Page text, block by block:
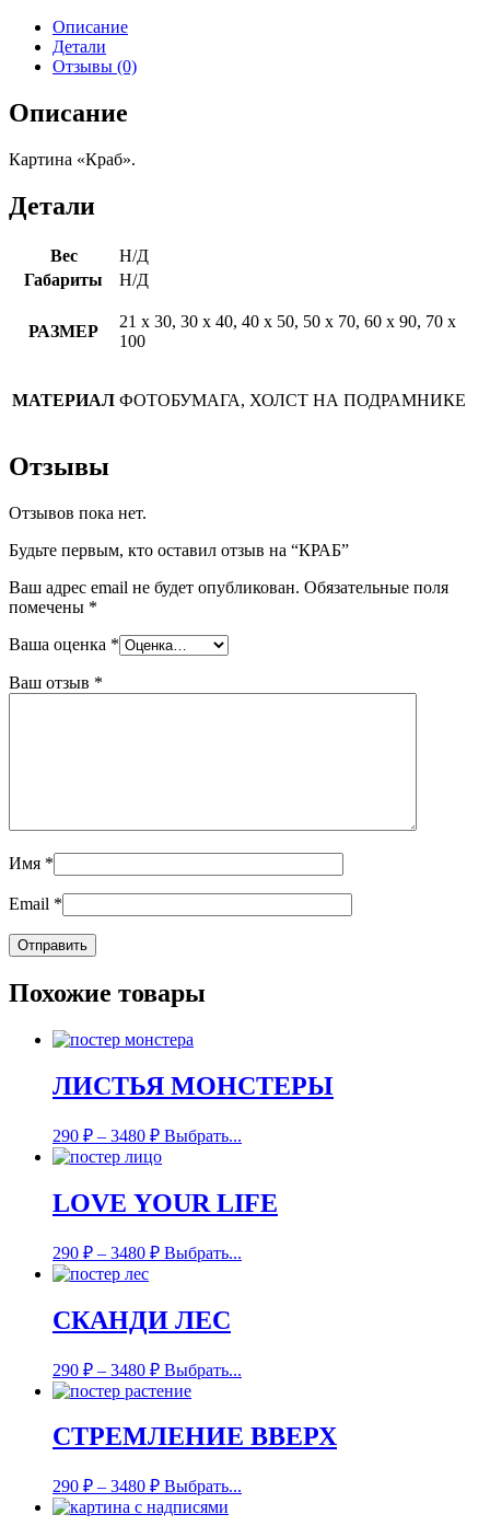
Описание
Детали
Отзывы (0)
Описание
Картина «Краб».
Детали
Вес
Н/Д
Габариты
Н/Д
РАЗМЕР
21 х 30, 30 х 40, 40 х 50, 50 х 70, 60 х 90, 70 х
100
МАТЕРИАЛ ФОТОБУМАГА, ХОЛСТ НА ПОДРАМНИКЕ
Отзывы
Отзывов пока нет.
Будьте первым, кто оставил отзыв на “КРАБ”
Ваш адрес email не будет опубликован. Обязательные поля
помечены *
Ваша оценка *
Ваш отзыв *
Имя *
Email *
Похожие товары
ЛИСТЬЯ МОНСТЕРЫ
290 ₽ – 3480 ₽ Выбрать...
LOVE YOUR LIFE
290 ₽ – 3480 ₽ Выбрать...
СКАНДИ ЛЕС
290 ₽ – 3480 ₽ Выбрать...
СТРЕМЛЕНИЕ ВВЕРХ
290 ₽ – 3480 ₽ Выбрать...